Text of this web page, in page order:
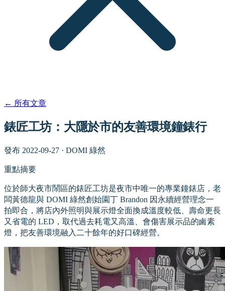
← 所有文章
錶匠工坊：大隱於市的友善環境鐘錶行
發布 2022-09-27 · DOMI 綠然
重點摘要
位於師大夜市鬧區的錶匠工坊是夜市中唯一的專業鐘錶店，老
闆黃德龍與 DOMI 綠然創始園丁 Brandon 因永續經營理念一
拍即合，將店內外照明與展示燈全面換成溫度較低、壽命更長
又省電的 LED，取代過去耗電又高溫、會傷害展示品的鹵素
燈，把友善環境融入二十餘年的好口碑經營。